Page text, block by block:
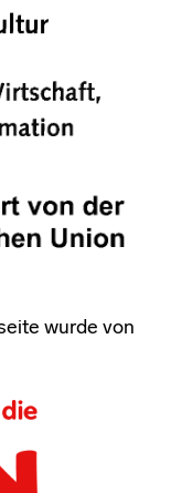
wurde von